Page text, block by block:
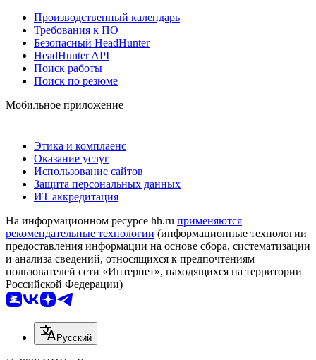
Производственный календарь
Требования к ПО
Безопасный HeadHunter
HeadHunter API
Поиск работы
Поиск по резюме
Мобильное приложение
Этика и комплаенс
Оказание услуг
Использование сайтов
Защита персональных данных
ИТ аккредитация
На информационном ресурсе hh.ru применяются
рекомендательные технологии (информационные технологии
предоставления информации на основе сбора, систематизации
и анализа сведений, относящихся к предпочтениям
пользователей сети «Интернет», находящихся на территории
Российской Федерации)
Русский